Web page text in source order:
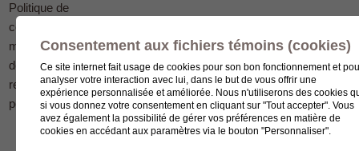
Politique de
confidentialité en
matière
de protection des
renseignements
personnels
Consentement aux fichiers témoins (cookies)
Ce site internet fait usage de cookies pour son bon fonctionnement et
analyser votre interaction avec lui, dans le but de vous offrir une
expérience personnalisée et améliorée. Nous n'utiliserons des cookies
si vous donnez votre consentement en cliquant sur "Tout accepter". Vous
avez également la possibilité de gérer vos préférences en matière de
cookies en accédant aux paramètres via le bouton "Personnaliser".